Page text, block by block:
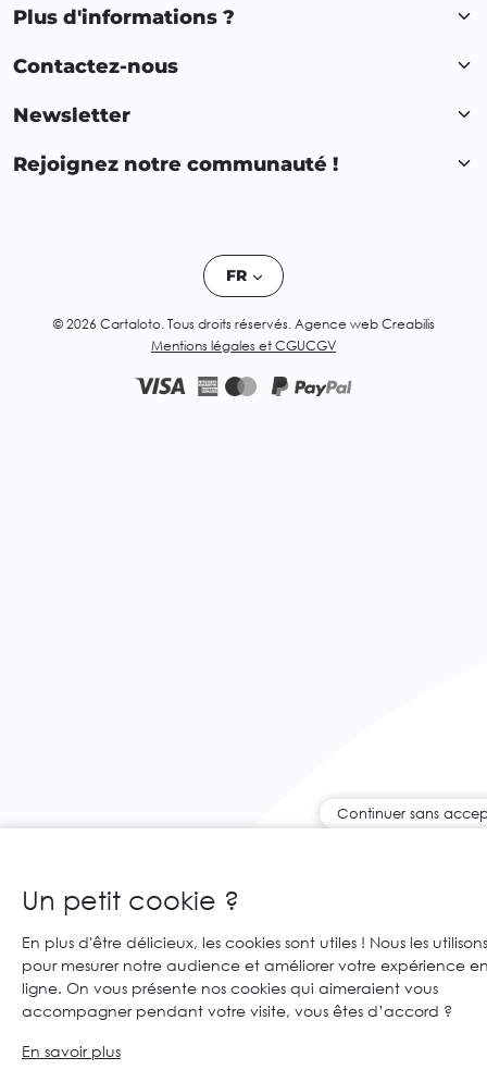
Plus d'informations ?
Contactez-nous
Newsletter
Rejoignez notre communauté !
FR
© 2026 Cartaloto. Tous droits réservés. Agence web Creabilis
Mentions légales et CGUCGV
Continuer sans
Un petit cookie ?
En plus d'être délicieux, les cookies sont utiles ! Nous les utilisons
pour mesurer notre audience et améliorer votre expérience
ligne. On vous présente nos cookies qui aimeraient vous
accompagner pendant votre visite, vous êtes d’accord ?
En savoir plus